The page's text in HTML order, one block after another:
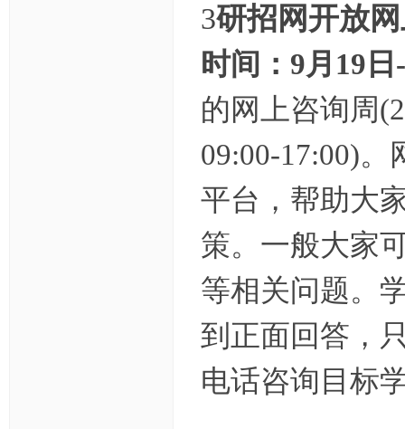
3研招网开放
时间：9月19
的网上咨询周
09:00-17:00)。
平台，帮助大
策。 一般大家
等相关问题。
到正面回答，
电话咨询目标